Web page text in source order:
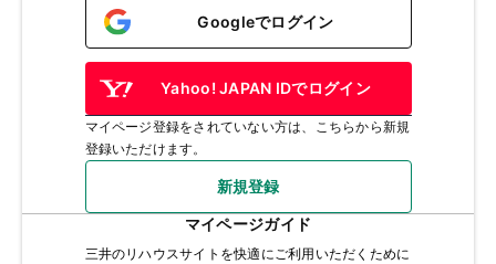
Googleでログイン
Yahoo! JAPAN IDでログイン
マイページ登録をされていない方は、こちらから新規
登録いただけます。
新規登録
マイページガイド
三井のリハウスサイトを快適にご利用いただくために